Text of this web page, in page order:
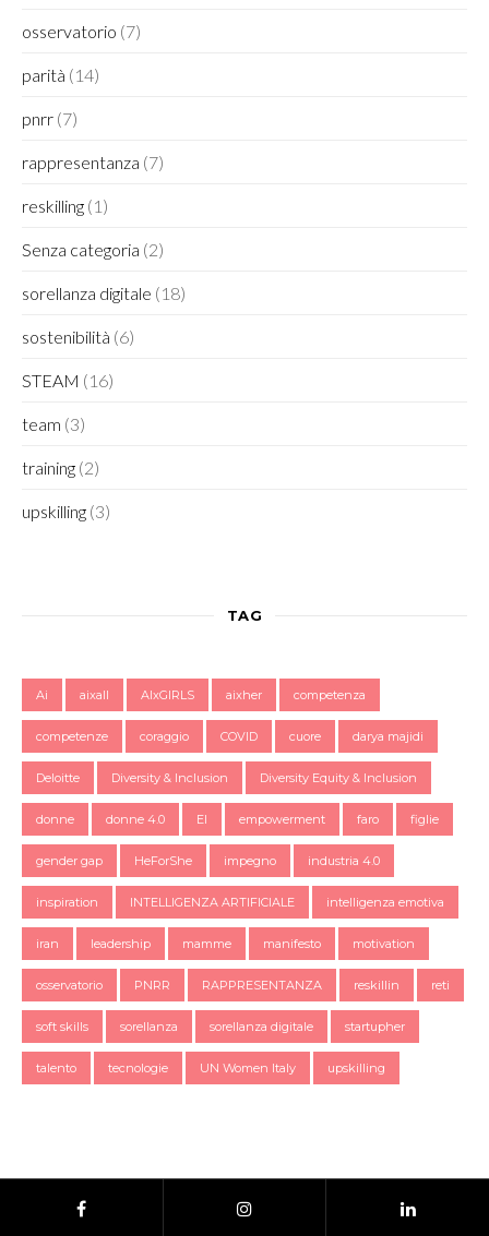
osservatorio (7)
parità (14)
pnrr (7)
rappresentanza (7)
reskilling (1)
Senza categoria (2)
sorellanza digitale (18)
sostenibilità (6)
STEAM (16)
team (3)
training (2)
upskilling (3)
TAG
Ai aixall AIxGIRLS aixher competenza
competenze coraggio COVID cuore darya majidi
Deloitte Diversity & Inclusion Diversity Equity & Inclusion
donne donne 4.0 EI empowerment faro figlie
gender gap HeForShe impegno industria 4.0
inspiration INTELLIGENZA ARTIFICIALE intelligenza emotiva
iran leadership mamme manifesto motivation
osservatorio PNRR RAPPRESENTANZA reskillin reti
soft skills sorellanza sorellanza digitale startupher
talento tecnologie UN Women Italy upskilling